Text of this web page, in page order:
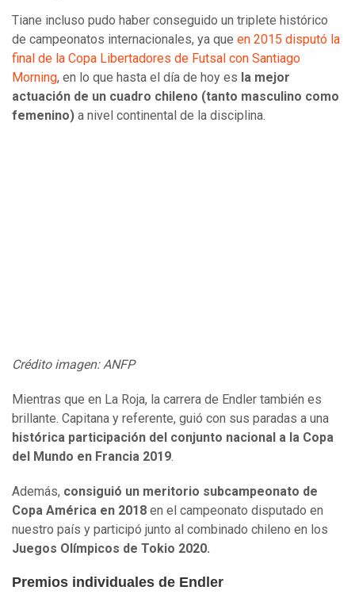
Tiane incluso pudo haber conseguido un triplete histórico
de campeonatos internacionales, ya que en 2015 disputó la
final de la Copa Libertadores de Futsal con Santiago
Morning, en lo que hasta el día de hoy es la mejor
actuación de un cuadro chileno (tanto masculino como
femenino) a nivel continental de la disciplina.
Crédito imagen: ANFP
Mientras que en La Roja, la carrera de Endler también es
brillante. Capitana y referente, guió con sus paradas a una
histórica participación del conjunto nacional a la Copa
del Mundo en Francia 2019.
Además, consiguió un meritorio subcampeonato de
Copa América en 2018 en el campeonato disputado en
nuestro país y participó junto al combinado chileno en los
Juegos Olímpicos de Tokio 2020.
Premios individuales de Endler